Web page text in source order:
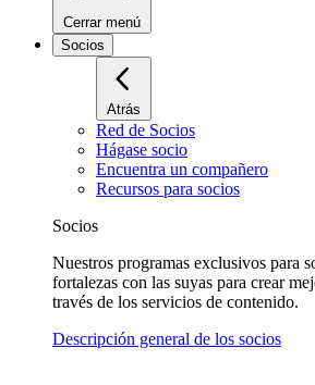
Cerrar menú
Socios
Atrás
Red de Socios
Hágase socio
Encuentra un compañero
Recursos para socios
Socios
Nuestros programas exclusivos para
fortalezas con las suyas para crear
través de los servicios de contenido.
Descripción general de los socios